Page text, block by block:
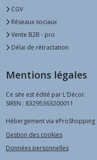
CGV
Réseaux sociaux
Vente B2B - pro
Délai de rétractation
Mentions légales
Ce site est édité par L'Décor.
SIREN : 83295363200011
Hébergement via eProShopping
Gestion des cookies
Données personnelles